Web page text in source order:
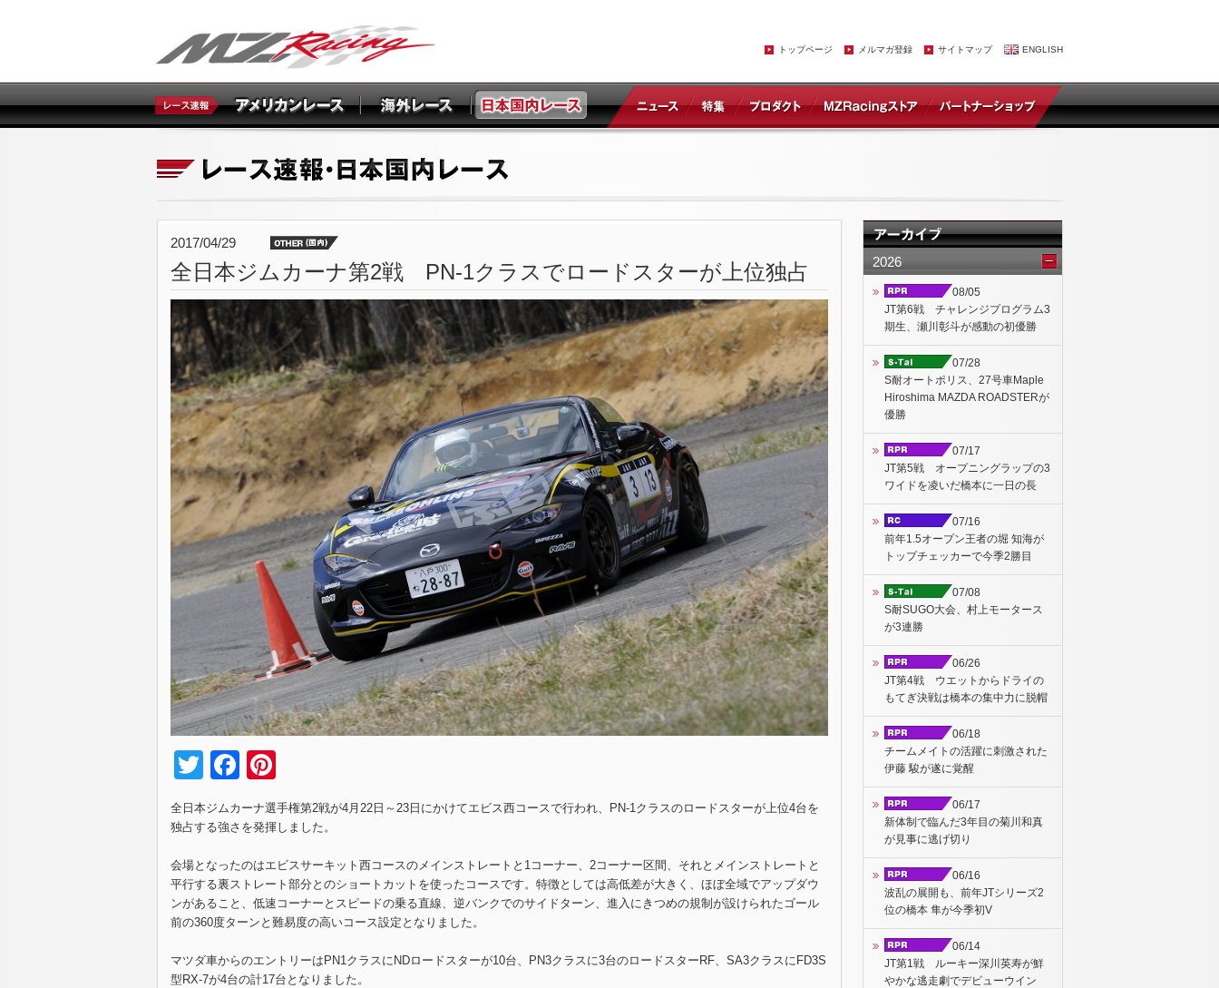
トップページ メルマガ登録 サイトマップ ENGLISH
2017/04/29
全日本ジムカーナ第2戦 PN-1クラスでロードスターが上位独占
TwitterFacebook
全日本ジムカーナ選手権第2戦が4月22日～23日にかけてエビス西コースで行われ、PN-1クラスのロードスターが上位4台を
独占する強さを発揮しました。
会場となったのはエビスサーキット西コースのメインストレートと1コーナー、2コーナー区間、それとメインストレートと
平行する裏ストレート部分とのショートカットを使ったコースです。特徴としては高低差が大きく、ほぼ全域でアップダウ
ンがあること、低速コーナーとスピードの乗る直線、逆バンクでのサイドターン、進入にきつめの規制が設けられたゴール
前の360度ターンと難易度の高いコース設定となりました。
マツダ車からのエントリーはPN1クラスにNDロードスターが10台、PN3クラスに3台のロードスターRF、SA3クラスにFD3S
型RX-7が4台の計17台となりました。
2026
08/05
JT第6戦 チャレンジプログラム3
期生、瀬川彰斗が感動の初優勝
07/28
S耐オートポリス、27号車Maple
Hiroshima MAZDA ROADSTERが
優勝
07/17
JT第5戦 オープニングラップの3
ワイドを凌いだ橋本に一日の長
07/16
前年1.5オープン王者の堀 知海が
トップチェッカーで今季2勝目
07/08
S耐SUGO大会、村上モータース
が3連勝
06/26
JT第4戦 ウエットからドライの
もてぎ決戦は橋本の集中力に脱帽
06/18
チームメイトの活躍に刺激された
伊藤 駿が遂に覚醒
06/17
新体制で臨んだ3年目の菊川和真
が見事に逃げ切り
06/16
波乱の展開も、前年JTシリーズ2
位の橋本 隼が今季初V
06/14
JT第1戦 ルーキー深川英寿が鮮
やかな逃走劇でデビューウイン